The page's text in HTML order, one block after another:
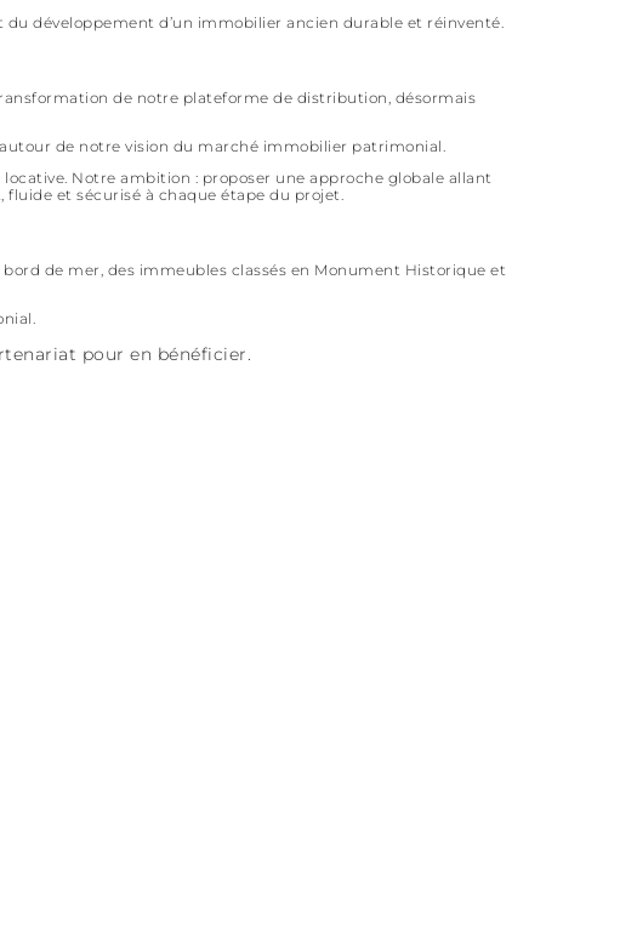
développement d’un immobilier ancien durable et réinventé.
de notre plateforme de distribution, désormais
de notre vision du marché immobilier patrimonial.
Notre ambition : proposer une approche globale allant
fluide et sécurisé à chaque étape du projet.
de mer, des immeubles classés en Monument Historique et
pour en bénéficier.